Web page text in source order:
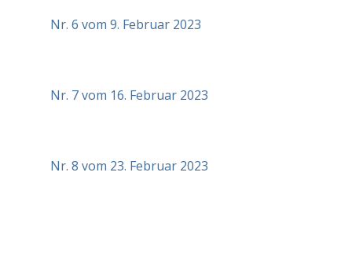
Nr. 6 vom 9. Februar 2023
Nr. 7 vom 16. Februar 2023
Nr. 8 vom 23. Februar 2023